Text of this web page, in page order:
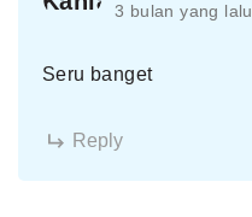
3 bulan yang lalu
Seru banget
Reply